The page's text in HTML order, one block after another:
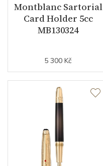
Montblanc Sartorial
Card Holder 5cc
MB130324
5 300 Kč